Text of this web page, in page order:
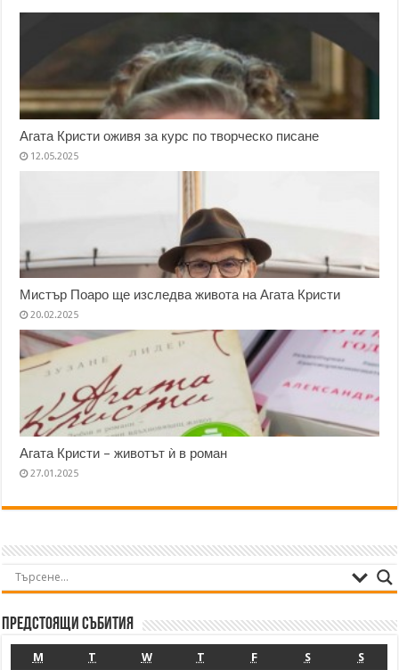
Агата Кристи оживя за курс по творческо писане
12.05.2025
Мистър Поаро ще изследва живота на Агата Кристи
20.02.2025
Агата Кристи – животът ѝ в роман
27.01.2025
Предстоящи събития
M T W T F S S